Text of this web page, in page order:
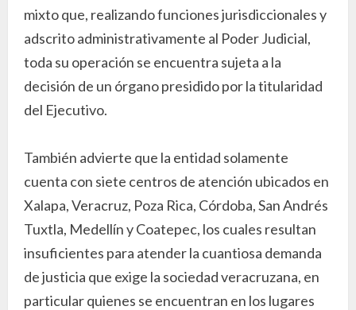
mixto que, realizando funciones jurisdiccionales y
adscrito administrativamente al Poder Judicial,
toda su operación se encuentra sujeta a la
decisión de un órgano presidido por la titularidad
del Ejecutivo.
También advierte que la entidad solamente
cuenta con siete centros de atención ubicados en
Xalapa, Veracruz, Poza Rica, Córdoba, San Andrés
Tuxtla, Medellín y Coatepec, los cuales resultan
insuficientes para atender la cuantiosa demanda
de justicia que exige la sociedad veracruzana, en
particular quienes se encuentran en los lugares